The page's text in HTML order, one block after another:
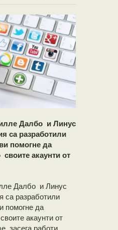
Далбо и Линус
са разработили
помогне да
акаунти от
Далбо и Линус
са разработили
помогне да
акаунти от
засега работи